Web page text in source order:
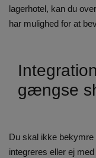
lagerhotel, kan du
har mulighed for at
gængse
Du skal ikke
integreres eller ej